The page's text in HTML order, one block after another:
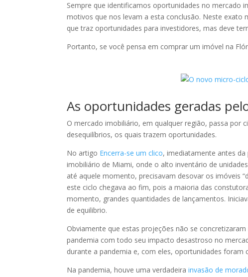
Sempre que identificamos oportunidades no mercado
motivos que nos levam a esta conclusão. Neste
que traz oportunidades para investidores, mas deve
Portanto, se você pensa em comprar um imóvel na
As oportunidades geradas
O mercado imobiliário, em qualquer região, passa por
desequilíbrios, os quais trazem oportunidades.
No artigo Encerra-se um clico, imediatamente antes
imobiliário de Miami, onde o alto inventário de
até aquele momento, precisavam desovar os imóveis
este ciclo chegava ao fim, pois a maioria das
momento, grandes quantidades de lançamentos.
de equilibrio.
Obviamente que estas projeções não se
pandemia com todo seu impacto desastroso no
durante a pandemia e, com eles, oportunidades foram
Na pandemia, houve uma verdadeirainvasão de